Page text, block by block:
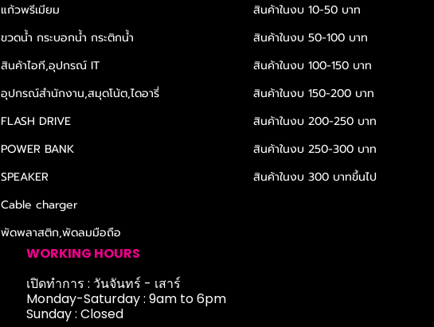
แก้วพรีเมียม
ขวดน้ำ กระบอกน้ำ กระติกน้ำ
สินค้าไอที,อุปกรณ์ IT
อุปกรณ์สำนักงาน,สมุดโน้ต,ไดอารี่
FLASH DRIVE
POWER BANK
SPEAKER
Cable charger
พัดพลาสติก,พัดลมมือถือ
สินค้าในงบ 10-50 บาท
สินค้าในงบ 50-100 บาท
สินค้าในงบ 100-150 บาท
สินค้าในงบ 150-200 บาท
สินค้าในงบ 200-250 บาท
สินค้าในงบ 250-300 บาท
สินค้าในงบ 300 บาทขึ้นไป
WORKING HOURS
เปิดทำการ : วันจันทร์ - เสาร์
Monday-Saturday : 9am to 6pm
Sunday : Closed